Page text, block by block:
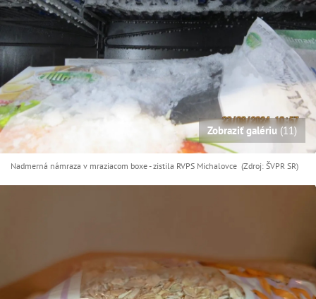
Zobraziť galériu(11)
Nadmerná námraza v mraziacom boxe - zistila RVPS Michalovce (Zdroj: ŠVPR SR)